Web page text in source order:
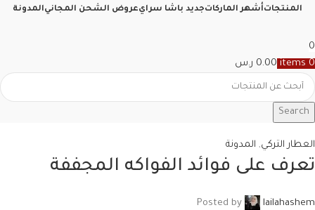
المنتجاتأشهر الماركاتجديد باشا سرايعروض الشحن المجانيالمدونة
0
0
items
0.00 ر.س
Search
العطار التركي, المدونة
تعرف على فوائد الفواكه المجففة
Posted by
lailahashem